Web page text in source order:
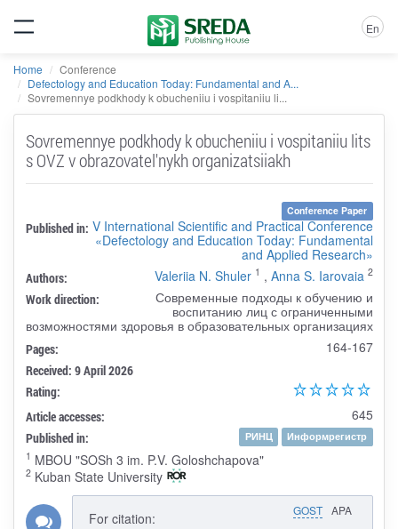
En
Home
Conference
Defectology and Education Today: Fundamental and A...
Sovremennye podkhody k obucheniiu i vospitaniiu li...
Sovremennye podkhody k obucheniiu i vospitaniiu lits
s OVZ v obrazovatel'nykh organizatsiiakh
Conference Paper
Published in: V International Scientific and Practical Conference
«Defectology and Education Today: Fundamental
and Applied Research»
Authors: Valeriia N. Shuler 1 , Anna S. Iarovaia 2
Work direction:
Современные подходы к обучению и
воспитанию лиц с ограниченными
возможностями здоровья в образовательных организациях
Pages: 164-167
Received: 9 April 2026
Rating:
Article accesses:
645
Published in: РИНЦ
Информрегистр
1 MBOU "SOSh 3 im. P.V. Goloshchapova"
2Kuban State University
GOST APA
For citation: